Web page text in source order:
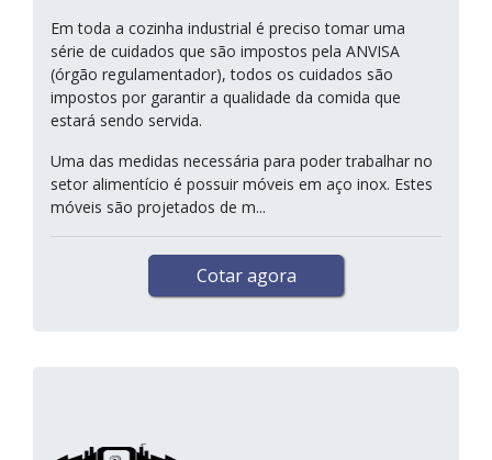
Em toda a cozinha industrial é preciso tomar uma
série de cuidados que são impostos pela ANVISA
(órgão regulamentador), todos os cuidados são
impostos por garantir a qualidade da comida que
estará sendo servida.
Uma das medidas necessária para poder trabalhar no
setor alimentício é possuir móveis em aço inox. Estes
móveis são projetados de m...
Cotar agora